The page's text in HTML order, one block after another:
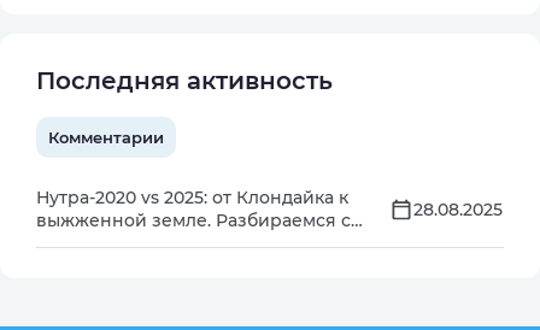
Последняя активность
Комментарии
Нутра-2020 vs 2025: от Клондайка к
выжженной земле. Разбираемся с
экспертами, где сейчас искать
28.08.2025